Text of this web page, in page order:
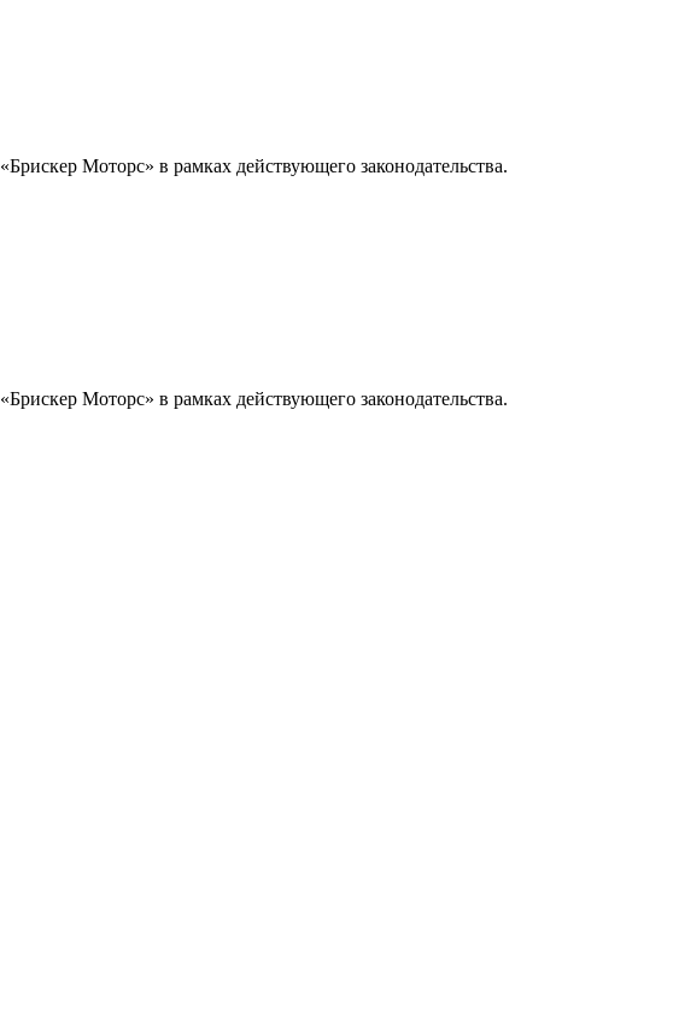
«Брискер Моторс» в рамках действующего законодательства.
«Брискер Моторс» в рамках действующего законодательства.